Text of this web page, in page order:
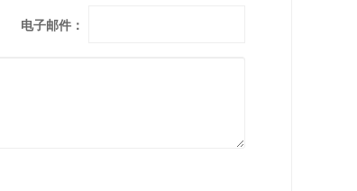
电子邮件：